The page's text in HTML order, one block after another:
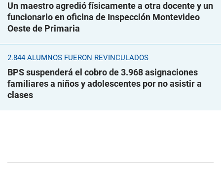
Un maestro agredió físicamente a otra docente y un
funcionario en oficina de Inspección Montevideo
Oeste de Primaria
2.844 ALUMNOS FUERON REVINCULADOS
BPS suspenderá el cobro de 3.968 asignaciones
familiares a niños y adolescentes por no asistir a
clases